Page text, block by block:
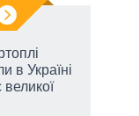
в Україні
великої